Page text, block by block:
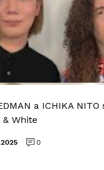
a ICHIKA
White
0